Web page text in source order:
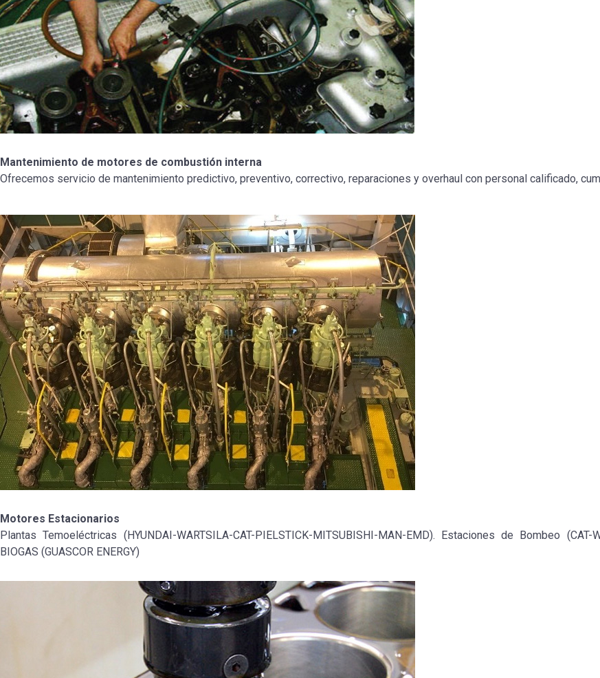
Mantenimiento de motores de combustión interna
Ofrecemos servicio de mantenimiento predictivo, preventivo, correctivo, reparaciones y overhaul con personal calificado,
Motores Estacionarios
Plantas Temoeléctricas (HYUNDAI-WARTSILA-CAT-PIELSTICK-MITSUBISHI-MAN-EMD). Estaciones de Bombeo
BIOGAS (GUASCOR ENERGY)